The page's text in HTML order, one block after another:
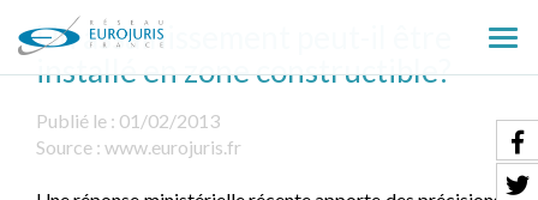
le
Un assainissement peut-il être
installé en zone constructible?
Publié le : 01/02/2013
Source : www.eurojuris.fr